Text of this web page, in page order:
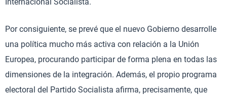
Por consiguiente, se prevé que el nuevo Gobierno desarrolle
una política mucho más activa con relación a la Unión
Europea, procurando participar de forma plena en todas las
dimensiones de la integración. Además, el propio programa
electoral del Partido Socialista afirma, precisamente, que